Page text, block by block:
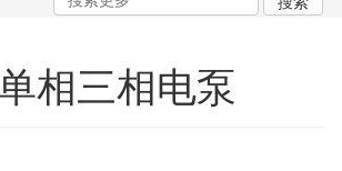
相三相电泵